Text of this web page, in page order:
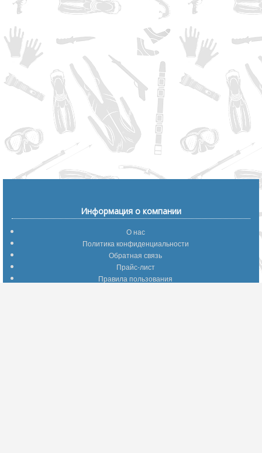
Информация о компании
О нас
Политика конфиденциальности
Обратная связь
Прайс-лист
Правила пользования